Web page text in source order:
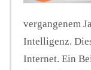
vergangenem
Intelligenz.
Internet. Ein